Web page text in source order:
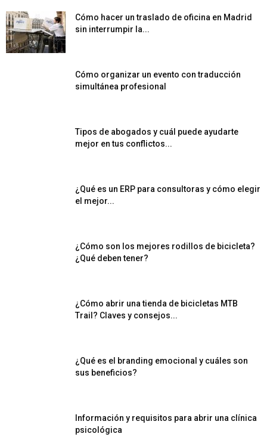
Cómo hacer un traslado de oficina en Madrid
sin interrumpir la...
Cómo organizar un evento con traducción
simultánea profesional
Tipos de abogados y cuál puede ayudarte
mejor en tus conflictos...
¿Qué es un ERP para consultoras y cómo elegir
el mejor...
¿Cómo son los mejores rodillos de bicicleta?
¿Qué deben tener?
¿Cómo abrir una tienda de bicicletas MTB
Trail? Claves y consejos...
¿Qué es el branding emocional y cuáles son
sus beneficios?
Información y requisitos para abrir una clínica
psicológica